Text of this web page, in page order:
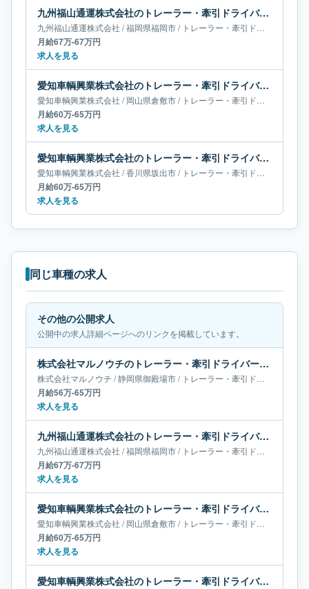
九州福山通運株式会社のトレーラー・牽引ドライバー求人｜福岡県福岡市｜月給67万-67万円
九州福山通運株式会社 /福岡県福岡市/ トレーラー・牽引ドライバー
月給67万-67万円
求人を見る
愛知車輌興業株式会社のトレーラー・牽引ドライバー求人｜岡山県倉敷市｜月給60万-65万円
愛知車輌興業株式会社 /岡山県倉敷市/ トレーラー・牽引ドライバー
月給60万-65万円
求人を見る
愛知車輌興業株式会社のトレーラー・牽引ドライバー求人｜香川県坂出市｜月給60万-65万円
愛知車輌興業株式会社 /香川県坂出市/ トレーラー・牽引ドライバー
月給60万-65万円
求人を見る
同じ車種の求人
その他の公開求人
公開中の求人詳細ページへのリンクを掲載しています。
株式会社マルノウチのトレーラー・牽引ドライバー求人｜静岡県御殿場市｜月給56万-65万円
株式会社マルノウチ /静岡県御殿場市/ トレーラー・牽引ドライバー
月給56万-65万円
求人を見る
九州福山通運株式会社のトレーラー・牽引ドライバー求人｜福岡県福岡市｜月給67万-67万円
九州福山通運株式会社 /福岡県福岡市/ トレーラー・牽引ドライバー
月給67万-67万円
求人を見る
愛知車輌興業株式会社のトレーラー・牽引ドライバー求人｜岡山県倉敷市｜月給60万-65万円
愛知車輌興業株式会社 /岡山県倉敷市/ トレーラー・牽引ドライバー
月給60万-65万円
求人を見る
愛知車輌興業株式会社のトレーラー・牽引ドライバー求人｜香川県坂出市｜月給60万-65万円